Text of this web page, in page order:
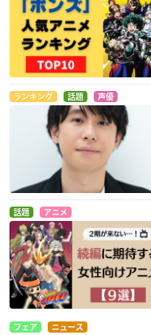
ランキング 話題 声優
話題 アニメ
フェア ニュース